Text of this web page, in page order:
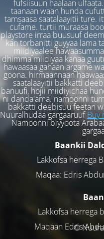
fufsiisuun haalaan
taanaan waan hunda
tamsaasa saatalaayitii ture.
cufame. turtii muraasa
playstore irraa buusuuf
kan torbanitti guyyaa lama
miidiyaalee
dhimma miidiyaa kanaa
hawaasaa gahaan argame
goona. hirmaannaan
saatalaayitii bakkatti
banuufi, hojii miidiyichaa
ni danda'ama. namoonni
bakkatti deebisuu feetan
Nuuralhudaa gargaaruufBuy
Namoonni biyyoota
Baankii
Lakkofsa herrega
Maqaa: Edris
Lakkofsa herrega
Maqaan Edris
©